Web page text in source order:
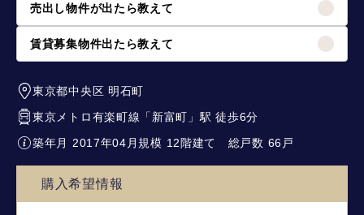
売出し物件が出たら教えて
賃貸募集物件出たら教えて
東京都中央区 明石町
東京メトロ有楽町線 「 新富町 」駅 徒歩6分
築年月 2017年04月規模 12階建て 総戸数 66戸
購入希望情報